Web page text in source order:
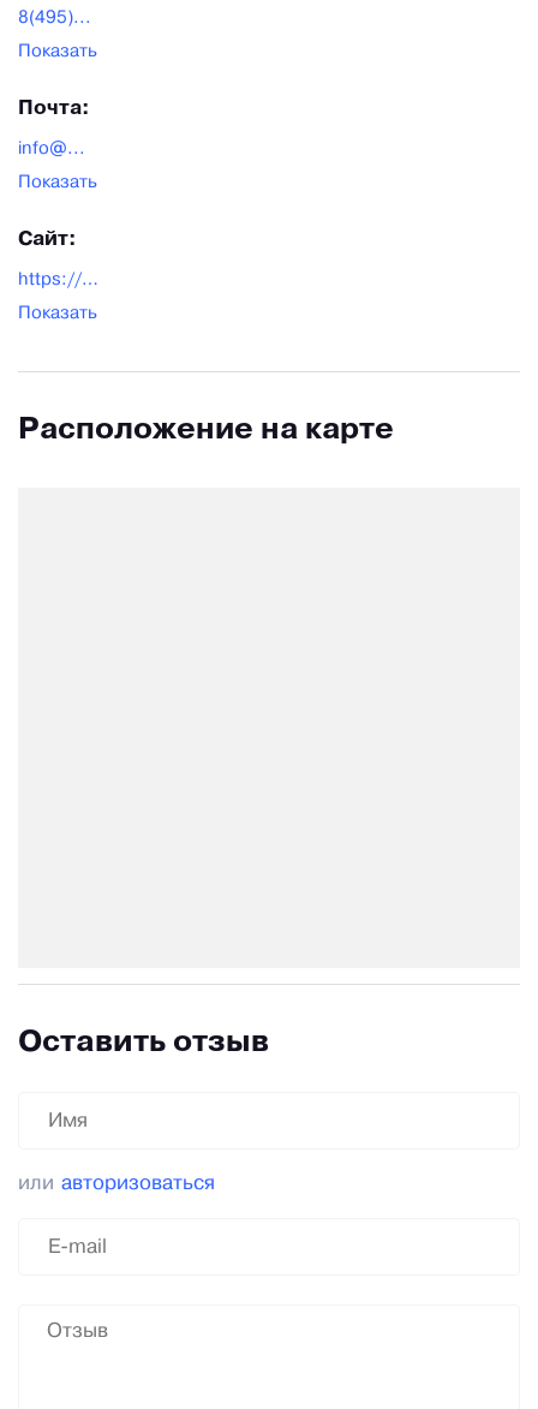
8(495)...
Показать
Почта:
info@...
Показать
Сайт:
https://profnastilmoskva.ru/
Показать
Расположение на карте
Оставить отзыв
или авторизоваться